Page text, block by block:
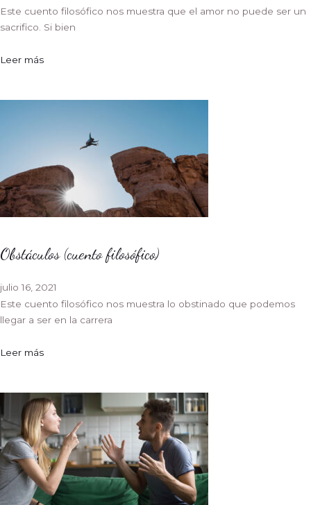
Este cuento filosófico nos muestra que el amor no puede ser un
sacrifico. Si bien
Leer más
Obstáculos (cuento filosófico)
julio 16, 2021
Este cuento filosófico nos muestra lo obstinado que podemos
llegar a ser en la carrera
Leer más